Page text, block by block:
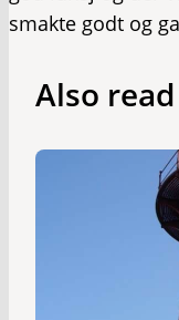
smakte godt og
Also read